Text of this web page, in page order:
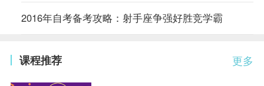
2016年自考备考攻略：射手座争强好胜竞学霸
更多
课程推荐